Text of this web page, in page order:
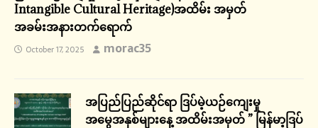
Intangible Cultural Heritage)အထိမ်း အမှတ်
အခမ်းအနားတက်ရောက်
October 17, 2025 morac35
အပြည်ပြည်ဆိုင်ရာ ဒြပ်မဲ့ယဉ်ကျေးမှု
အမွေအနှစ်များနေ့ အထိမ်းအမှတ် ” မြန်မာ့ဒြပ်